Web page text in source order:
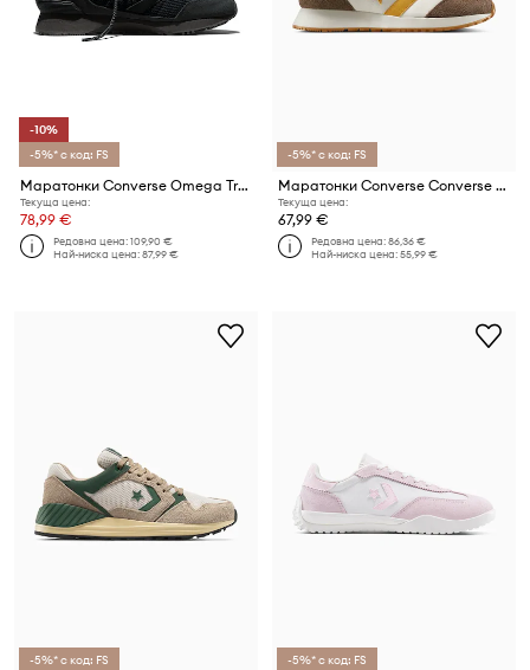
-10%
-5%* с код: FS
Маратонки Converse Omega Trainer SE
Текуща цена:
78,99 €
Редовна цена:109,90 €
Най-ниска цена:87,99 €
-5%* с код: FS
Маратонки Converse Converse Omega Trainer
Текуща цена:
67,99 €
Редовна цена:86,36 €
Най-ниска цена:55,99 €
-5%* с код: FS -5%* с код: FS